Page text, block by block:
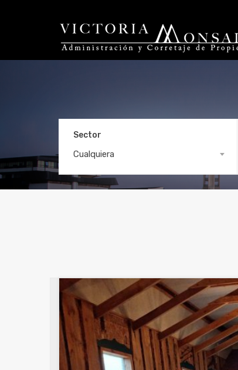
Sector
Cualquiera
cayumapu